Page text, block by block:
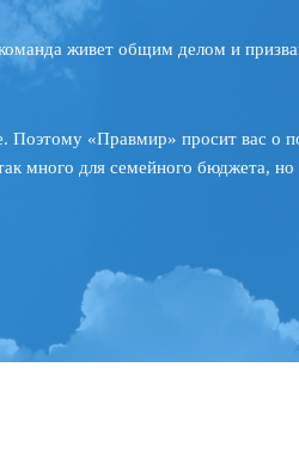
живет общим делом и
Поэтому «Правмир» просит вас о
много для семейного бюджета, но